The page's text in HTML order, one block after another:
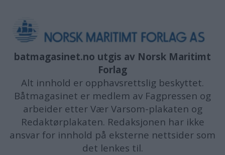
batmagasinet.no utgis av Norsk Maritimt
Forlag
Alt innhold er opphavsrettslig beskyttet.
Båtmagasinet er medlem av Fagpressen og
arbeider etter Vær Varsom-plakaten og
Redaktørplakaten. Redaksjonen har ikke
ansvar for innhold på eksterne nettsider som
det lenkes til.